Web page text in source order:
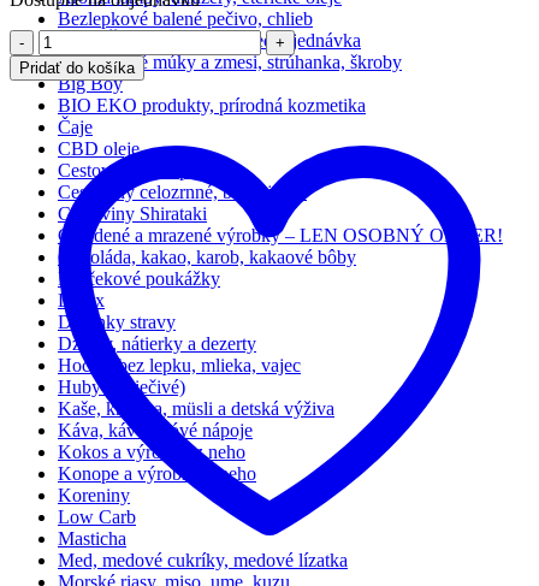
Bezlepkové balené pečivo, chlieb
Čerstvé Pečivo – predobjednávka
Bezlepkové múky a zmesi, strúhanka, škroby
Big Boy
BIO EKO produkty, prírodná kozmetika
Čaje
CBD oleje
Cestoviny bezlepkové
Cestoviny celozrnné, bezvaječné
Cestoviny Shirataki
Chladené a mrazené výrobky – LEN OSOBNÝ ODBER!
Čokoláda, kakao, karob, kakaové bôby
Darčekové poukážky
Detox
Doplnky stravy
Džemy, nátierky a dezerty
Hocičo bez lepku, mlieka, vajec
Huby (aj liečivé)
Kaše, krupica, müsli a detská výživa
Káva, kávovinóvé nápoje
Kokos a výrobky z neho
Konope a výrobky z neho
Koreniny
Low Carb
Masticha
Med, medové cukríky, medové lízatka
Morské riasy, miso, ume, kuzu
Počet
Pridať do košíka